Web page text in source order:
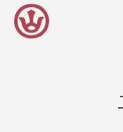
Skip
content